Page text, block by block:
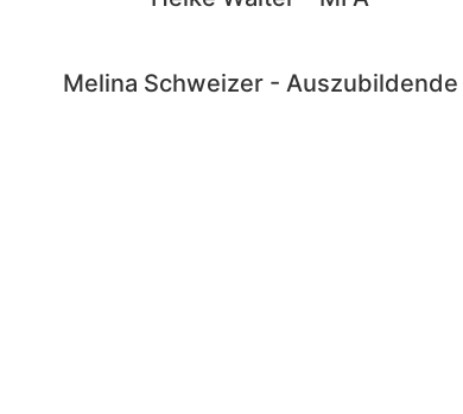
Melina Schweizer - Auszubildende